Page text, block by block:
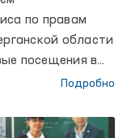
по правам
области
посещения в
помощи
для лиц без
Подробно